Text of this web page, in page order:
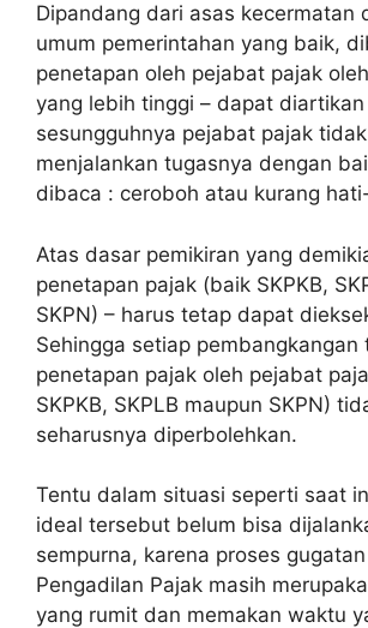
Dipandang dari asas kecermatan
umum pemerintahan yang baik,
penetapan oleh pejabat pajak
yang lebih tinggi – dapat
sesungguhnya pejabat pajak
menjalankan tugasnya dengan
dibaca : ceroboh atau kurang
Atas dasar pemikiran yang
penetapan pajak (baik SKPKB,
SKPN) – harus tetap dapat
Sehingga setiap pembangkangan
penetapan pajak oleh pejabat
SKPKB, SKPLB maupun SKPN)
seharusnya diperbolehkan.
Tentu dalam situasi seperti saat
ideal tersebut belum bisa
sempurna, karena proses
Pengadilan Pajak masih
yang rumit dan memakan waktu